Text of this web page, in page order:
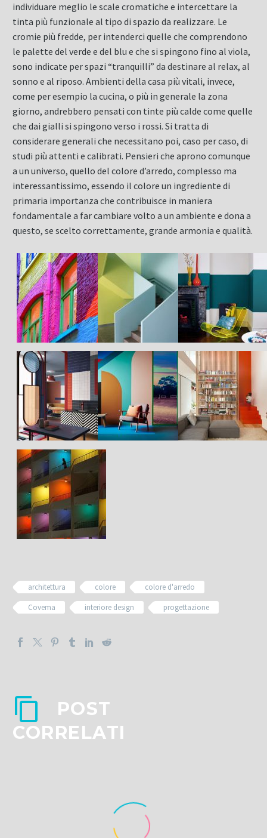
individuare meglio le scale cromatiche e intercettare la
tinta più funzionale al tipo di spazio da realizzare. Le
cromie più fredde, per intenderci quelle che comprendono
le palette del verde e del blu e che si spingono fino al viola,
sono indicate per spazi “tranquilli” da destinare al relax, al
sonno e al riposo. Ambienti della casa più vitali, invece,
come per esempio la cucina, o più in generale la zona
giorno, andrebbero pensati con tinte più calde come quelle
che dai gialli si spingono verso i rossi. Si tratta di
considerare generali che necessitano poi, caso per caso, di
studi più attenti e calibrati. Pensieri che aprono comunque
a un universo, quello del colore d’arredo, complesso ma
interessantissimo, essendo il colore un ingrediente di
primaria importanza che contribuisce in maniera
fondamentale a far cambiare volto a un ambiente e dona a
questo, se scelto correttamente, grande armonia e qualità.
architettura colore
colore d'arredo
Covema
interiore design progettazione
POST
CORRELATI